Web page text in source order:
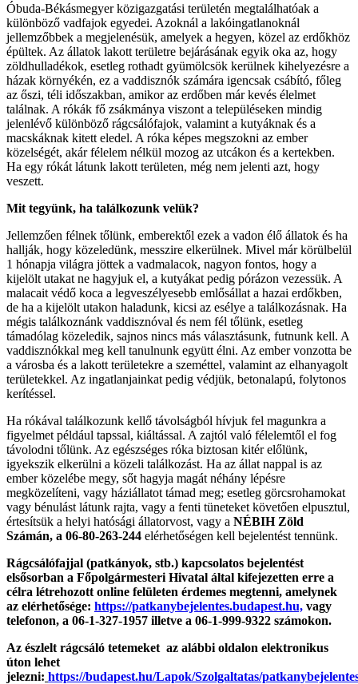
Óbuda-Békásmegyer közigazgatási területén megtalálhatóak a
különböző vadfajok egyedei. Azoknál a lakóingatlanoknál
jellemzőbbek a megjelenésük, amelyek a hegyen, közel az erdőkhöz
épültek. Az állatok lakott területre bejárásának egyik oka az, hogy
zöldhulladékok, esetleg rothadt gyümölcsök kerülnek kihelyezésre a
házak környékén, ez a vaddisznók számára igencsak csábító, főleg
az őszi, téli időszakban, amikor az erdőben már kevés élelmet
találnak. A rókák fő zsákmánya viszont a településeken mindig
jelenlévő különböző rágcsálófajok, valamint a kutyáknak és a
macskáknak kitett eledel. A róka képes megszokni az ember
közelségét, akár félelem nélkül mozog az utcákon és a kertekben.
Ha egy rókát látunk lakott területen, még nem jelenti azt, hogy
veszett.
Mit tegyünk, ha találkozunk velük?
Jellemzően félnek tőlünk, emberektől ezek a vadon élő állatok és ha
hallják, hogy közeledünk, messzire elkerülnek. Mivel már körülbelül
1 hónapja világra jöttek a vadmalacok, nagyon fontos, hogy a
kijelölt utakat ne hagyjuk el, a kutyákat pedig pórázon vezessük. A
malacait védő koca a legveszélyesebb emlősállat a hazai erdőkben,
de ha a kijelölt utakon haladunk, kicsi az esélye a találkozásnak. Ha
mégis találkoznánk vaddisznóval és nem fél tőlünk, esetleg
támadólag közeledik, sajnos nincs más választásunk, futnunk kell. A
vaddisznókkal meg kell tanulnunk együtt élni. Az ember vonzotta be
a városba és a lakott területekre a szeméttel, valamint az elhanyagolt
területekkel. Az ingatlanjainkat pedig védjük, betonalapú, folytonos
kerítéssel.
Ha rókával találkozunk kellő távolságból hívjuk fel magunkra a
figyelmet például tapssal, kiáltással. A zajtól való félelemtől el fog
távolodni tőlünk. Az egészséges róka biztosan kitér előlünk,
igyekszik elkerülni a közeli találkozást. Ha az állat nappal is az
ember közelébe megy, sőt hagyja magát néhány lépésre
megközelíteni, vagy háziállatot támad meg; esetleg görcsrohamokat
vagy bénulást látunk rajta, vagy a fenti tüneteket követően elpusztul,
értesítsük a helyi hatósági állatorvost, vagy a NÉBIH Zöld
Számán, a 06-80-263-244 elérhetőségen kell bejelentést tennünk.
Rágcsálófajjal (patkányok, stb.) kapcsolatos bejelentést
elsősorban a Főpolgármesteri Hivatal által kifejezetten erre a
célra létrehozott online felületen érdemes megtenni, amelynek
az elérhetősége: https://patkanybejelentes.budapest.hu, vagy
telefonon, a 06-1-327-1957 illetve a 06-1-999-9322 számokon.
Az észlelt rágcsáló tetemeket az alábbi oldalon elektronikus
úton lehet
jelezni: https://budapest.hu/Lapok/Szolgaltatas/